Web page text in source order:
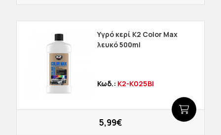
Υγρό κερί K2 Color Max
λευκό 500ml
Κωδ.: K2-K025BI
5,99€